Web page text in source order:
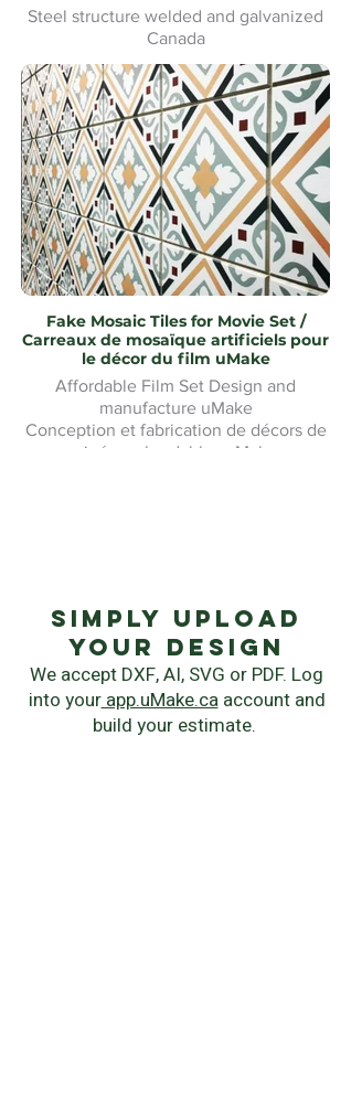
Steel structure welded and galvanized
Canada
Fake Mosaic Tiles for Movie Set /
Carreaux de mosaïque artificiels pour
le décor du film uMake
Affordable Film Set Design and
manufacture uMake
Conception et fabrication de décors de
cinéma abordables uMake
Simply upload
your Design
We accept DXF, AI, SVG or PDF. Log
into yourapp.uMake.caaccount and
build your estimate.